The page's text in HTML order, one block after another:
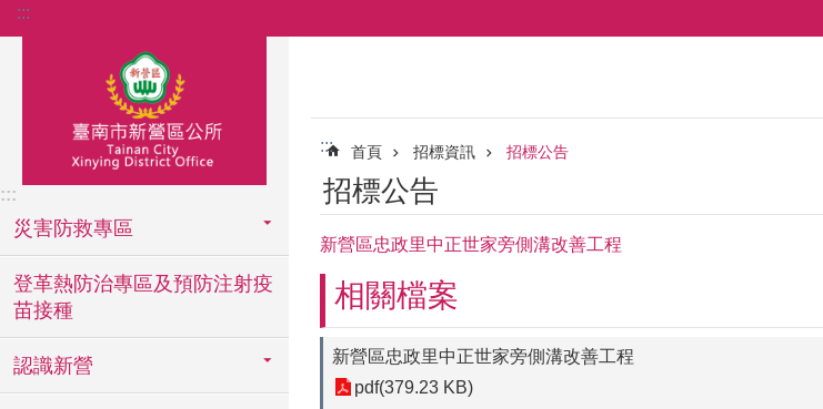
跳到主要內容區塊
:::
:::
災害防救專區
登革熱防治專區及預防注射疫
苗接種
認識新營
::: 首頁 招標資訊 招標公告
招標公告
新營區忠政里中正世家旁側溝改善工程
相關檔案
新營區忠政里中正世家旁側溝改善工程
pdf(379.23 KB)